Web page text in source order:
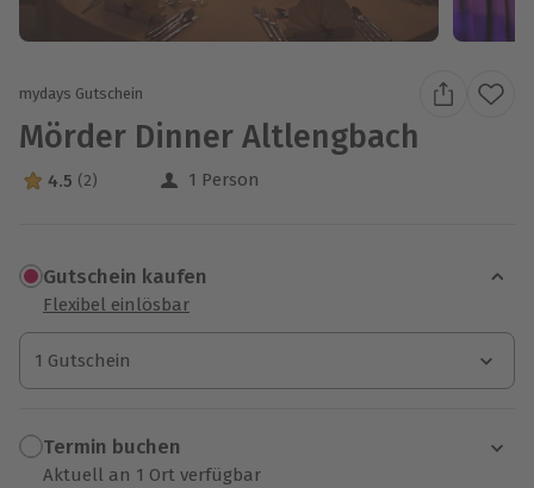
mydays Gutschein
Mörder Dinner Altlengbach
4.5 Sterne von 5 aus 2 Bewertungen
4.5 (2) 1 Person
Gutschein kaufen
Flexibel einlösbar
1 Gutschein
1 Gutschein
1 Gutschein
Termin buchen
Aktuell an 1 Ort verfügbar